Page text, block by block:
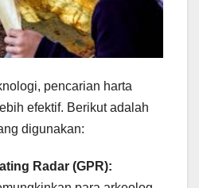
pencarian harta
efektif. Berikut adalah
digunakan:
Radar (GPR):